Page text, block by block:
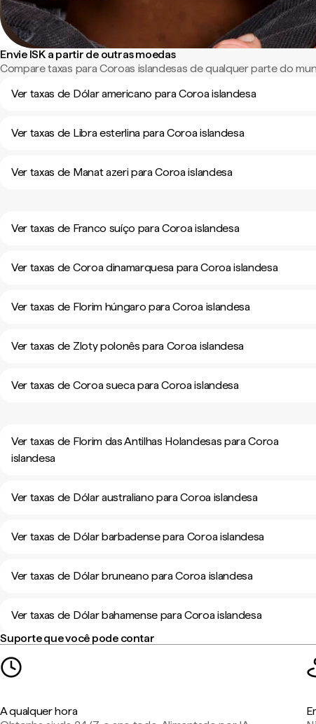
Envie ISK a partir de outras moedas
Compare taxas para Coroas islandesas de qualquer parte do
Ver taxas de Dólar americano para Coroa islandesa
Ver taxas de Libra esterlina para Coroa islandesa
Ver taxas de Manat azeri para Coroa islandesa
Ver taxas de Franco suíço para Coroa islandesa
Ver taxas de Coroa dinamarquesa para Coroa islandesa
Ver taxas de Florim húngaro para Coroa islandesa
Ver taxas de Zloty polonês para Coroa islandesa
Ver taxas de Coroa sueca para Coroa islandesa
Ver taxas de Florim das Antilhas Holandesas para Coroa
islandesa
Ver taxas de Dólar australiano para Coroa islandesa
Ver taxas de Dólar barbadense para Coroa islandesa
Ver taxas de Dólar bruneano para Coroa islandesa
Ver taxas de Dólar bahamense para Coroa islandesa
Suporte que você pode contar
A qualquer hora